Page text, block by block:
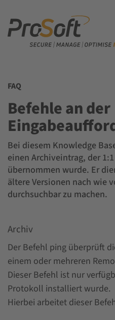
FAQ
Befehle an der
Bei diesem Knowledge
einen Archiveintrag, der
übernommen wurde. Er
ältere Versionen nach wie
durchsuchbar zu machen.
Archiv
Der Befehl ping überprüft
einem oder mehreren
Dieser Befehl ist nur
Protokoll installiert wurde.
Hierbei arbeitet dieser